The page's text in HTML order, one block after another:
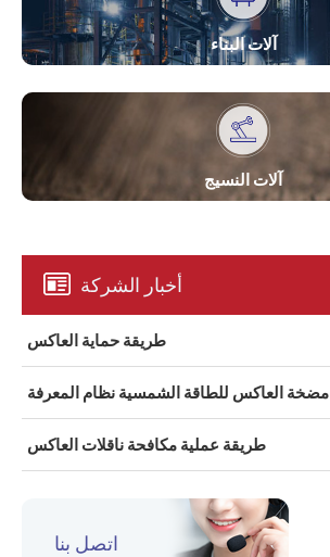
آلات البناء
آلات النسيج
أخبار الشركة
طريقة حماية العاكس
مضخة العاكس للطاقة الشمسية نظام المعرفة
طريقة عملية مكافحة ناقلات العاكس
اتصل بنا